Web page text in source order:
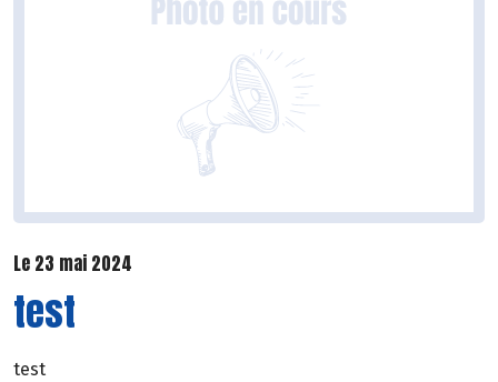
Le 23 mai 2024
test
test